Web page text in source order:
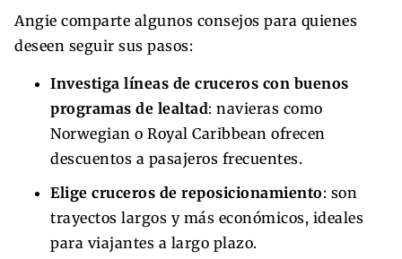
Angie comparte algunos consejos para quienes
deseen seguir sus pasos:
Investiga líneas de cruceros con buenos
programas de lealtad: navieras como
Norwegian o Royal Caribbean ofrecen
descuentos a pasajeros frecuentes.
Elige cruceros de reposicionamiento: son
trayectos largos y más económicos, ideales
para viajantes a largo plazo.